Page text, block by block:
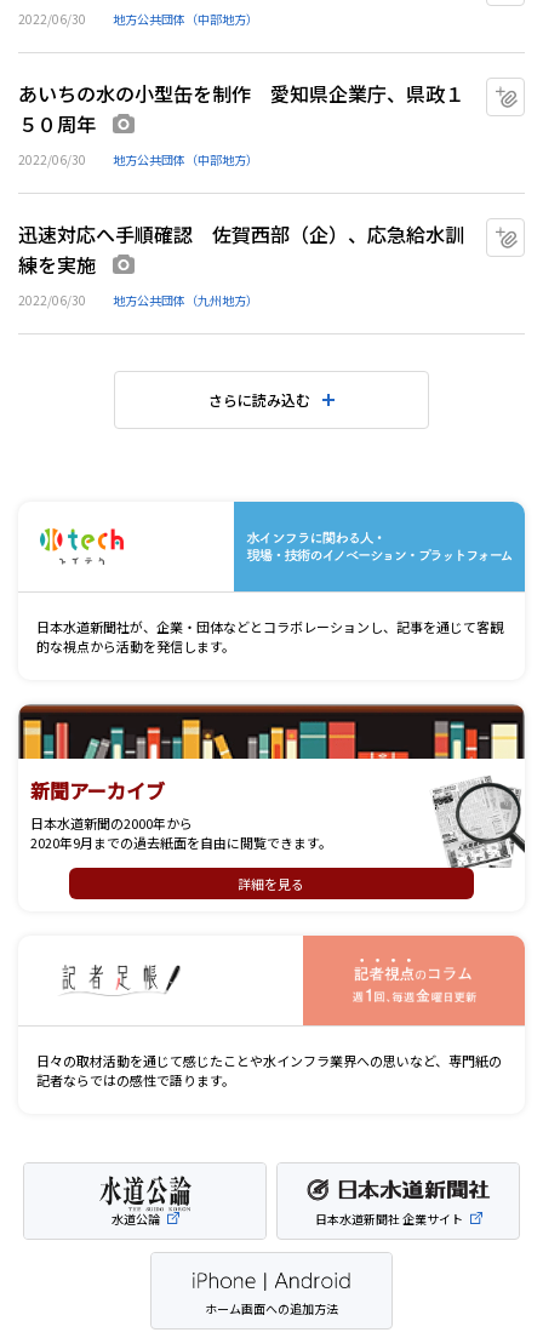
2022/06/30 地方公共団体（中部地方）
あいちの水の小型缶を制作 愛知県企業庁、県政１
５０周年
2022/06/30 地方公共団体（中部地方）
迅速対応へ手順確認 佐賀西部（企）、応急給水訓
練を実施
2022/06/30 地方公共団体（九州地方）
さらに読み込む
日本水道新聞社が、企業・団体などとコラボレーションし、記事を通じて客観
的な視点から活動を発信します。
新聞アーカイブ
日本水道新聞の2000年から
2020年9月までの過去紙面を自由に閲覧できます。
詳細を見る
日々の取材活動を通じて感じたことや水インフラ業界への思いなど、専門紙の
記者ならではの感性で語ります。
水道公論 日本水道新聞社 企業サイト
ホーム画面への追加方法